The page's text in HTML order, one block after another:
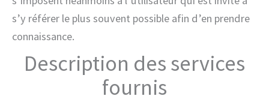
s’y référer le plus souvent possible afin d’en prendre
connaissance.
Description des services
fournis